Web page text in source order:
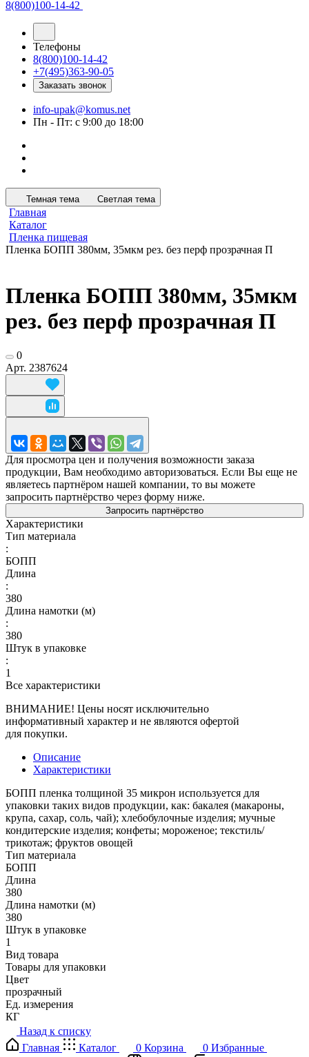
8(800)100-14-42
Телефоны
8(800)100-14-42
+7(495)363-90-05
Заказать звонок
info-upak@komus.net
Пн - Пт: с 9:00 до 18:00
Темная тема Светлая тема
Главная
Каталог
Пленка пищевая
Пленка БОПП 380мм, 35мкм рез. без перф прозрачная П
Пленка БОПП 380мм, 35мкм
рез. без перф прозрачная П
0
Арт. 2387624
Для просмотра цен и получения возможности заказа
продукции, Вам необходимо авторизоваться. Если Вы еще не
являетесь партнёром нашей компании, то вы можете
запросить партнёрство через форму ниже.
Запросить партнёрство
Характеристики
Тип материала
:
БОПП
Длина
:
380
Длина намотки (м)
:
380
Штук в упаковке
:
1
Все характеристики
ВНИМАНИЕ! Цены носят исключительно
информативный характер и не являются офертой
для покупки.
Описание
Характеристики
БОПП пленка толщиной 35 микрон используется для
упаковки таких видов продукции, как: бакалея (макароны,
крупа, сахар, соль, чай); хлебобулочные изделия; мучные
кондитерские изделия; конфеты; мороженое; текстиль/
трикотаж; фруктов овощей
Тип материала
БОПП
Длина
380
Длина намотки (м)
380
Штук в упаковке
1
Вид товара
Товары для упаковки
Цвет
прозрачный
Ед. измерения
КГ
Назад к списку
Главная
Каталог 0 Корзина 0 Избранные